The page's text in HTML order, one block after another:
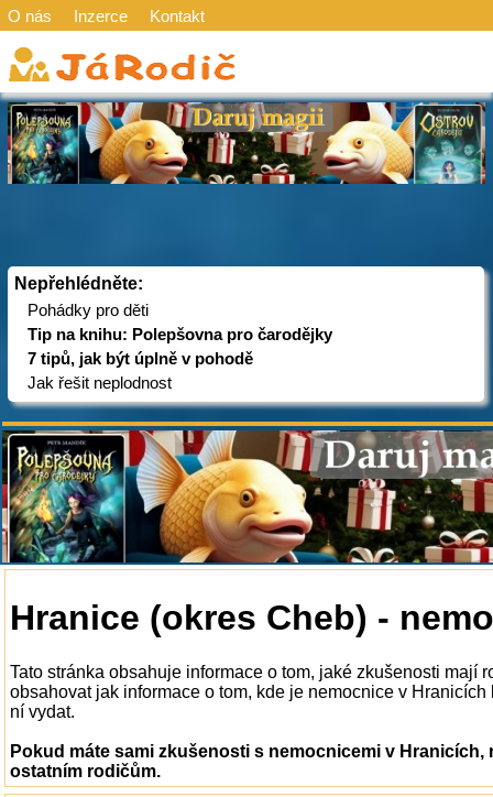
O nás Inzerce Kontakt
Nepřehlédněte:
Pohádky pro děti
Tip na knihu: Polepšovna pro čarodějky
7 tipů, jak být úplně v pohodě
Jak řešit neplodnost
Hranice (okres Cheb) -
Tato stránka obsahuje informace o tom, jaké zkušenosti mají
obsahovat jak informace o tom, kde je nemocnice v
ní vydat.
Pokud máte sami zkušenosti s nemocnicemi v Hranicích,
ostatním rodičům.